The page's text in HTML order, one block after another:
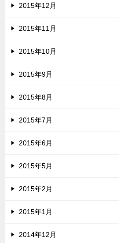
2015年12月
2015年11月
2015年10月
2015年9月
2015年8月
2015年7月
2015年6月
2015年5月
2015年2月
2015年1月
2014年12月